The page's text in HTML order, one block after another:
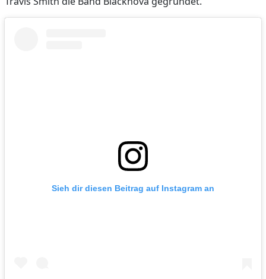
Sieh dir diesen Beitrag auf Instagram an